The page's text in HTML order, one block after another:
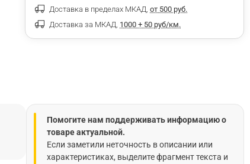
Доставка в пределах МКАД, от 500 руб.
Доставка за МКАД, 1000 + 50 руб/км.
Помогите нам поддерживать информацию о
товаре актуальной.
Если заметили неточность в описании или
характеристиках, выделите фрагмент текста и